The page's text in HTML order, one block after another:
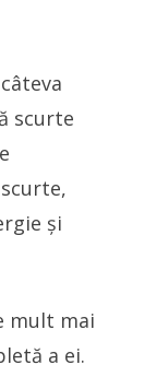
scurte
și
mult mai
a ei.